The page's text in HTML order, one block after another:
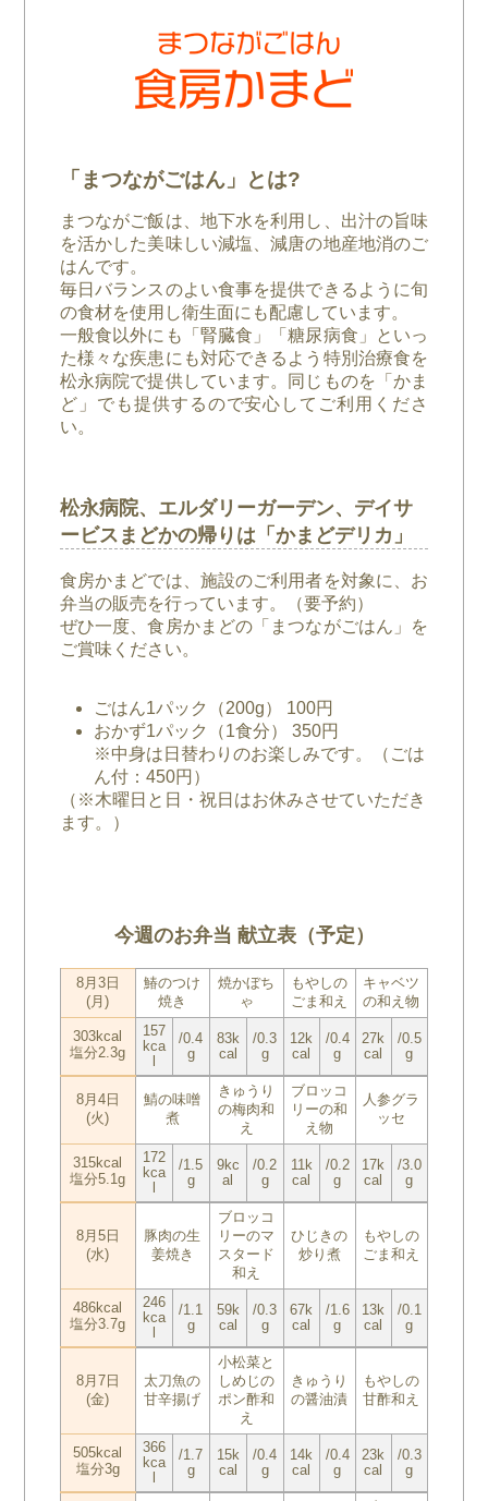
「まつながごはん」とは?
まつながご飯は、地下水を利用し、出汁の旨味
を活かした美味しい減塩、減唐の地産地消のご
はんです。
毎日バランスのよい食事を提供できるように旬
の食材を使用し衛生面にも配慮しています。
一般食以外にも「腎臓食」「糖尿病食」といっ
た様々な疾患にも対応できるよう特別治療食を
松永病院で提供しています。同じものを「かま
ど」でも提供するので安心してご利用くださ
い。
松永病院、エルダリーガーデン、デイサ
ービスまどかの帰りは「かまどデリカ」
食房かまどでは、施設のご利用者を対象に、お
弁当の販売を行っています。（要予約）
ぜひ一度、食房かまどの「まつながごはん」を
ご賞味ください。
ごはん1パック（200g） 100円
おかず1パック（1食分） 350円
※中身は日替わりのお楽しみです。（ごは
ん付：450円）
（※木曜日と日・祝日はお休みさせていただき
ます。）
今週のお弁当 献立表（予定）
8月3日
(月)
鰆のつけ
焼き
焼かぼち
ゃ
もやしの
ごま和え
キャベツ
の和え物
303kcal
塩分2.3g
157
kca
/0.4
g
83k
cal
/0.3
g
12k
cal
/0.4
g
27k
cal
/0.5
g
8月4日
(火)
鯖の味噌
煮
きゅうり
の梅肉和
え
ブロッコ
リーの和
え物
人参グラ
ッセ
315kcal
塩分5.1g
172
kca
/1.5
g
9kc
al
/0.2
g
11k
cal
/0.2
g
17k
cal
/3.0
g
8月5日
(水)
豚肉の生
姜焼き
ブロッコ
リーのマ
スタード
和え
ひじきの
炒り煮
もやしの
ごま和え
486kcal
塩分3.7g
246
kca
/1.1
g
59k
cal
/0.3
g
67k
cal
/1.6
g
13k
cal
/0.1
g
8月7日
(金)
太刀魚の
甘辛揚げ
小松菜と
しめじの
ポン酢和
え
きゅうり
の醤油漬
もやしの
甘酢和え
505kcal
塩分3g
366
kca
/1.7
g
15k
cal
/0.4
g
14k
cal
/0.4
g
23k
cal
/0.3
g